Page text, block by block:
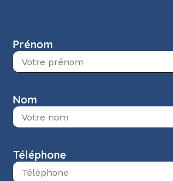
Prénom
Nom
Téléphone